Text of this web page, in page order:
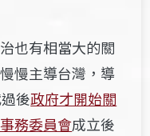
也有相當大的關
慢主導台灣，導
後政府才開始關
務委員會成立後